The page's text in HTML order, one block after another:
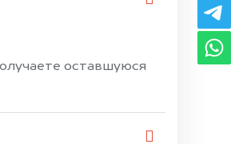
оставшуюся